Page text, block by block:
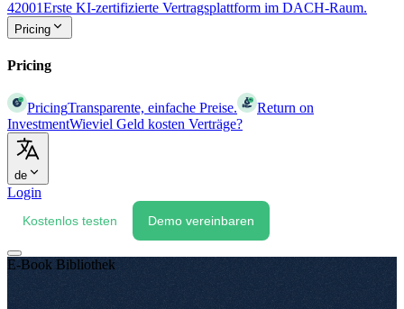
42001Erste KI-zertifizierte Vertragsplattform im DACH-Raum.
Pricing
Pricing
PricingTransparente, einfache Preise.
Return on
InvestmentWieviel Geld kosten Verträge?
de
Login
Kostenlos testen Demo vereinbaren
E-Book Bibliothek